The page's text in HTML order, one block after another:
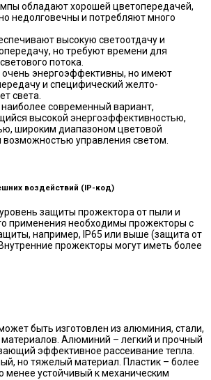
обладают хорошей цветопередачей,
недолговечны и потребляют много
высокую светоотдачу и
но требуют времени для
потока.
энергоэффективны, но имеют
и специфический желто-
света.
современный вариант,
высокой энергоэффективностью,
широким диапазоном цветовой
возможностью управления светом.
воздействий (IP-код)
уровень защиты прожектора от пыли и
применения необходимы прожекторы с
например, IP65 или выше (защита от
прожекторы могут иметь более
быть изготовлен из алюминия, стали,
материалов. Алюминий – легкий и прочный
эффективное рассеивание тепла.
но тяжелый материал. Пластик – более
менее устойчивый к механическим